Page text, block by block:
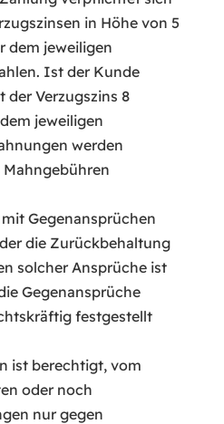
in Höhe von 5
dem jeweiligen
Ist der Kunde
der Verzugszins 8
jeweiligen
werden
Mahngebühren
Gegenansprüchen
die Zurückbehaltung
solcher Ansprüche ist
Gegenansprüche
festgestellt
ist berechtigt, vom
oder noch
nur gegen